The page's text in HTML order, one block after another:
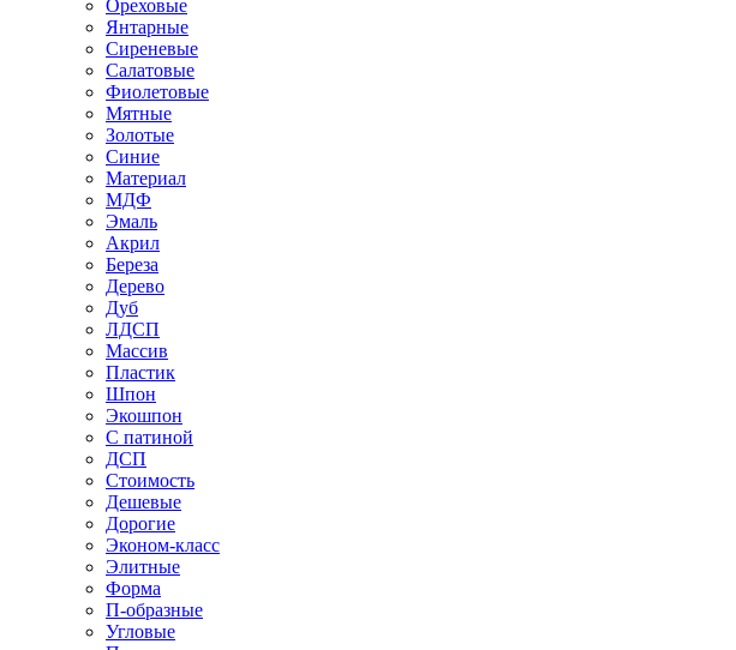
Ореховые
Янтарные
Сиреневые
Салатовые
Фиолетовые
Мятные
Золотые
Синие
Материал
МДФ
Эмаль
Акрил
Береза
Дерево
Дуб
ЛДСП
Массив
Пластик
Шпон
Экошпон
С патиной
ДСП
Стоимость
Дешевые
Дорогие
Эконом-класс
Элитные
Форма
П-образные
Угловые